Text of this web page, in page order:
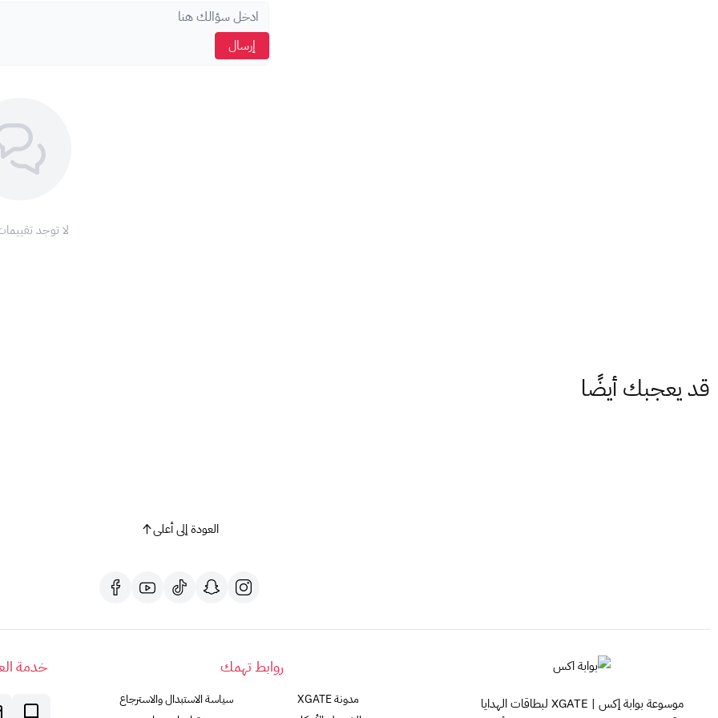
سجل الدخول إلى حساب ستيم الخاص بك.
انتقل إلى صفحة استرداد رمز Steam Wallet.
أدخل رمز Steam Wallet الموجود على البطاقة.
تأكد من مطابقة عملة البطاقة مع عملة حسابك
إرسال
لا توجد
قد يعجبك أيضًا
العودة إلى أعلى
موسوعة بوابة إكس | XGATE لبطاقات الهدايا
روابط تهمك
مدونة XGATE
سياسة الاستبدال والاسترجاع
خدمة